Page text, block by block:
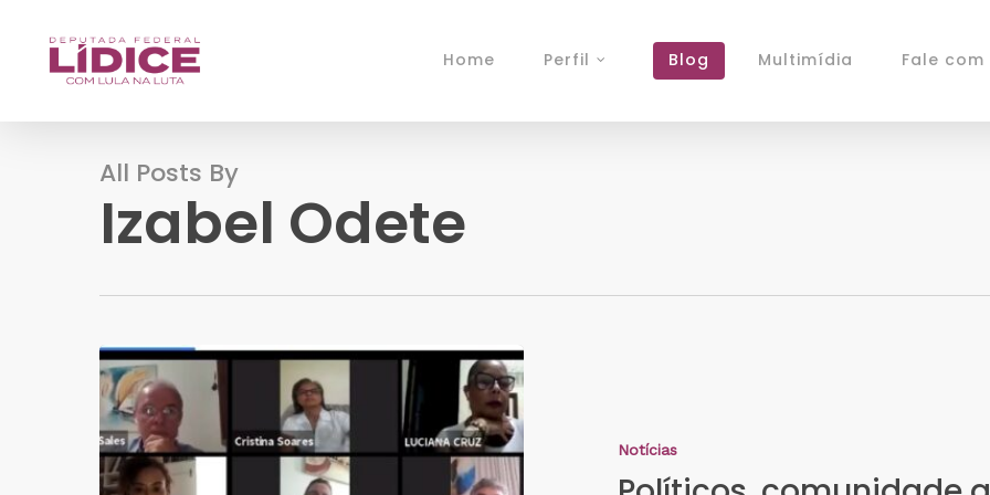
Home Perfil Blog Multimídia Fale com
All Posts By
Izabel Odete
Notícias